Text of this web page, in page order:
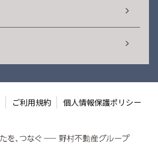
ご利用規約 個人情報保護ポリシー